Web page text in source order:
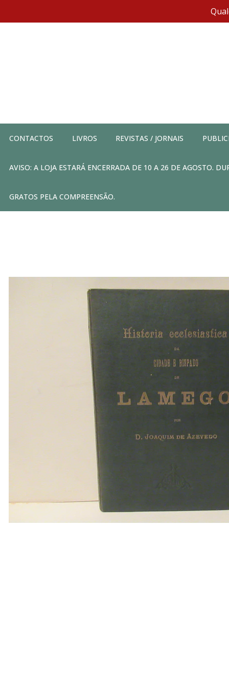
CONTACTOS LIVROS REVISTAS / JORNAIS
AVISO: A LOJA ESTARÁ ENCERRADA DE 10 A 26 DE AGOSTO.
GRATOS PELA COMPREENSÃO.